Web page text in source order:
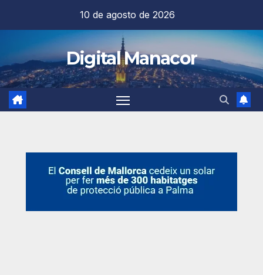
contenido
10 de agosto de 2026
Digital Manacor